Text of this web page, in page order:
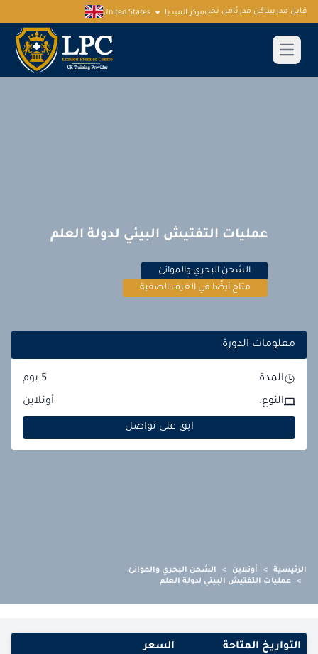
قابل مدربيناكن مدربًامن نحنمركز الميديا United States
عمليات التفتيش البيئي لدولة العلم
الشحن البحري والموانئ
متاح أيضًا في الغرف الصفية
معلومات الدورة
المدة: 5 يوم
النوع:
أونلاين
ابق على تواصل
الرئيسية > أونلاين >
الشحن البحري والموانئ
>
عمليات التفتيش البيئي لدولة العلم
التواريخ المتاحة السعر